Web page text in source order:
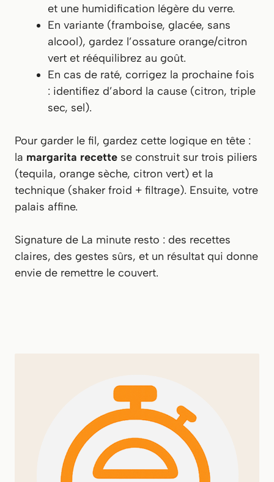
et une humidification légère du verre.
En variante (framboise, glacée, sans
alcool), gardez l’ossature orange/citron
vert et rééquilibrez au goût.
En cas de raté, corrigez la prochaine fois
: identifiez d’abord la cause (citron, triple
sec, sel).
Pour garder le fil, gardez cette logique en tête :
la margarita recette se construit sur trois piliers
(tequila, orange sèche, citron vert) et la
technique (shaker froid + filtrage). Ensuite, votre
palais affine.
Signature de La minute resto : des recettes
claires, des gestes sûrs, et un résultat qui donne
envie de remettre le couvert.